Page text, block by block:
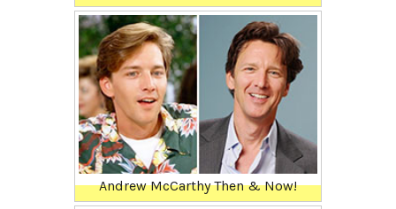
Andrew McCarthy Then & Now!